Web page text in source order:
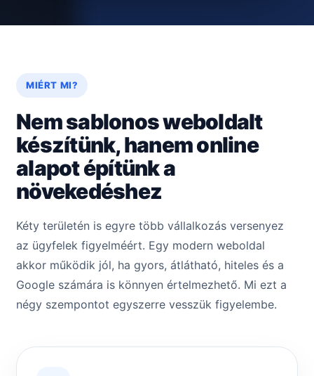
MIÉRT MI?
Nem sablonos weboldalt
készítünk, hanem online
alapot építünk a
növekedéshez
Kéty területén is egyre több vállalkozás versenyez
az ügyfelek figyelméért. Egy modern weboldal
akkor működik jól, ha gyors, átlátható, hiteles és a
Google számára is könnyen értelmezhető. Mi ezt a
négy szempontot egyszerre vesszük figyelembe.